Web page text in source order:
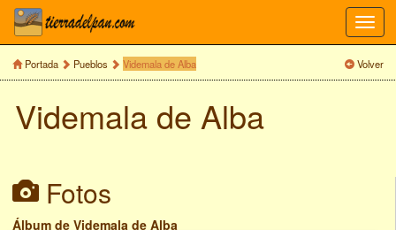
Portada Pueblos Videmala de Alba Volver
Videmala de Alba
Fotos
Álbum de Videmala de Alba